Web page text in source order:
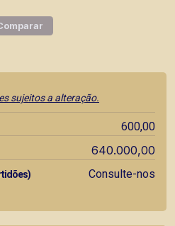
sujeitos a alteração.
600,00
640.000,00
Consulte-nos